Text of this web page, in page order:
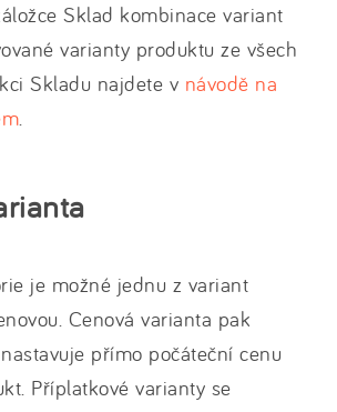
Sklad kombinace variant
varianty produktu ze všech
Skladu najdete v návodě na
.
je možné jednu z variant
Cenová varianta pak
přímo počáteční cenu
Příplatkové varianty se